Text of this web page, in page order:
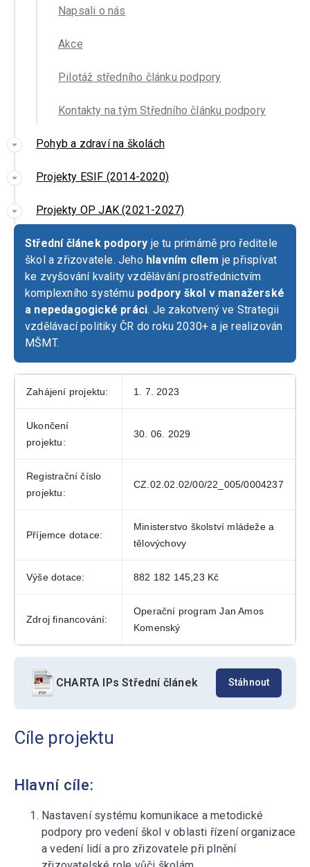
Napsali o nás
Akce
Pilotáž středního článku podpory
Kontakty na tým Středního článku podpory
Pohyb a zdraví na školách
Projekty ESIF (2014-2020)
Projekty OP JAK (2021-2027)
Střední článek podpory je tu primárně pro ředitele
škol a zřizovatele. Jeho hlavním cílem je přispívat
ke zvyšování kvality vzdělávání prostřednictvím
komplexního systému podpory škol v manažerské
a nepedagogické práci. Je zakotvený ve Strategii
vzdělávací politiky ČR do roku 2030+ a je realizován
MŠMT.
Zahájení projektu: 1. 7. 2023
Ukončení
projektu:
30. 06. 2029
Registrační číslo
projektu:
CZ.02.02.02/00/22_005/0004237
Příjemce dotace:
Ministerstvo školství mládeže a
tělovýchovy
Výše dotace: 882 182 145,23 Kč
Zdroj financování:
Operační program Jan Amos
Komenský
CHARTA IPs Střední článek Stáhnout
Cíle projektu
Hlavní cíle:
Nastavení systému komunikace a metodické
podpory pro vedení škol v oblasti řízení organizace
a vedení lidí a pro zřizovatele při plnění